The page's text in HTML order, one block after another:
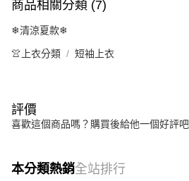
商品相關分類 (7)
❄清涼夏款❄
👚上衣分類 短袖上衣
評價
喜歡這個商品嗎？購買後給他一個好評吧
本分類熱銷全站排行